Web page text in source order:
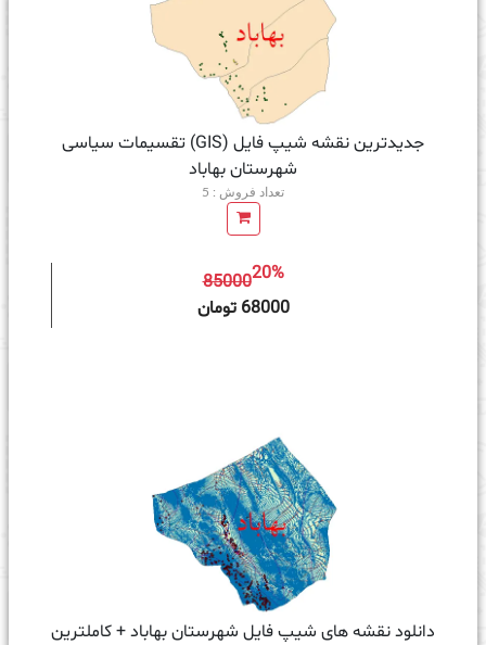
جدیدترین نقشه شیپ فایل (GIS) تقسیمات سیاسی
شهرستان بهاباد
تعداد فروش : 5
8500020%
68000 تومان
دانلود نقشه های شیپ فایل شهرستان بهاباد + کاملترین